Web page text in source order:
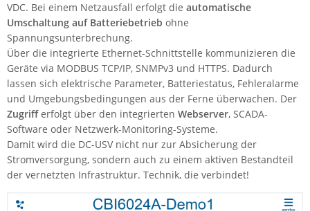
TEKTELIC
Teltonika
Unwired Networks
Vision
WATTECO
Westermo
Yuasa
ZPE Systems
VDC. Bei einem Netzausfall erfolgt die automatische
Umschaltung auf Batteriebetrieb ohne
Spannungsunterbrechung.
Über die integrierte Ethernet-Schnittstelle kommunizieren die
Geräte via MODBUS TCP/IP, SNMPv3 und HTTPS. Dadurch
lassen sich elektrische Parameter, Batteriestatus, Fehleralarme
und Umgebungsbedingungen aus der Ferne überwachen. Der
Zugrifferfolgt über den integrierten Webserver, SCADA-
Software oder Netzwerk-Monitoring-Systeme.
Damit wird die DC-USV nicht nur zur Absicherung der
Stromversorgung, sondern auch zu einem aktiven Bestandteil
der vernetzten Infrastruktur. Technik, die verbindet!